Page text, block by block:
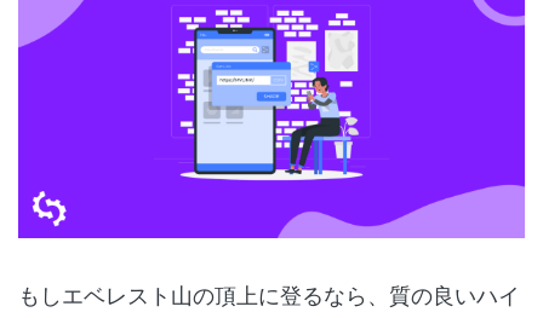
もしエベレスト山の頂上に登るなら、質の良いハイ